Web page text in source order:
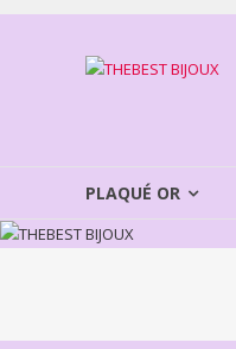
Aller
THEBEST
BIJOUX
PLAQUÉ OR